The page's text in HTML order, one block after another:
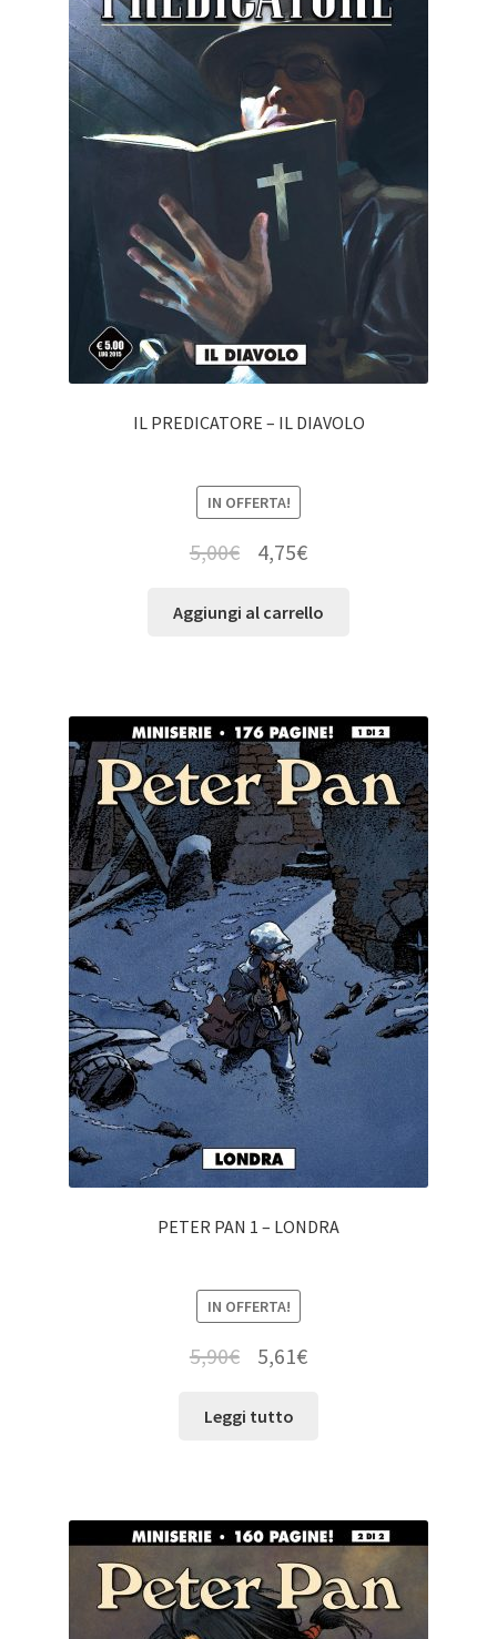
IL PREDICATORE – IL DIAVOLO
IN OFFERTA!
5,00€ 4,75€
Aggiungi al carrello
PETER PAN 1 – LONDRA
IN OFFERTA!
5,90€ 5,61€
Leggi tutto